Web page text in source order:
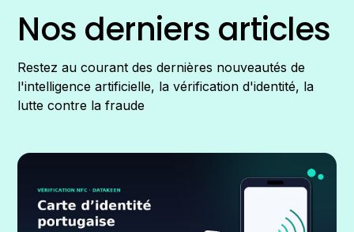
Nos derniers articles
Restez au courant des dernières nouveautés de
l'intelligence artificielle, la vérification d'identité, la
lutte contre la fraude